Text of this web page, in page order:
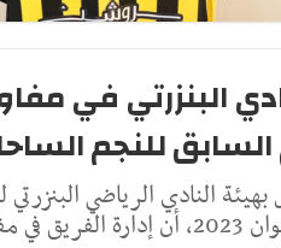
البنزرتي في
للنجم
النادي الرياضي البنزرتي